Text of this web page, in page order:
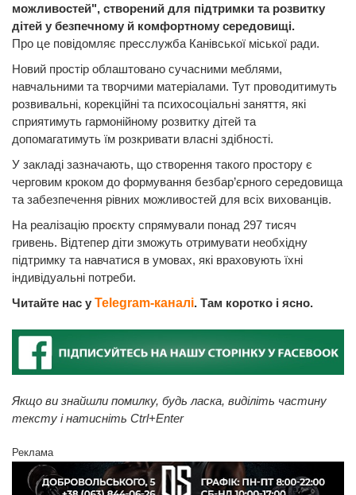
можливостей", створений для підтримки та розвитку
дітей у безпечному й комфортному середовищі.
Про це повідомляє пресслужба Канівської міської ради.
Новий простір облаштовано сучасними меблями,
навчальними та творчими матеріалами. Тут проводитимуть
розвивальні, корекційні та психосоціальні заняття, які
сприятимуть гармонійному розвитку дітей та
допомагатимуть їм розкривати власні здібності.
У закладі зазначають, що створення такого простору є
черговим кроком до формування безбар’єрного середовища
та забезпечення рівних можливостей для всіх вихованців.
На реалізацію проєкту спрямували понад 297 тисяч
гривень. Відтепер діти зможуть отримувати необхідну
підтримку та навчатися в умовах, які враховують їхні
індивідуальні потреби.
Читайте нас у Telegram-каналі. Там коротко і ясно.
Якщо ви знайшли помилку, будь ласка, виділіть частину
тексту і натисніть Ctrl+Enter
Реклама